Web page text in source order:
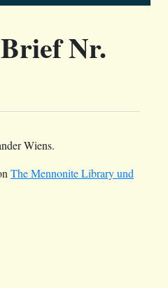
Nr.
Wiens.
The Mennonite Library und